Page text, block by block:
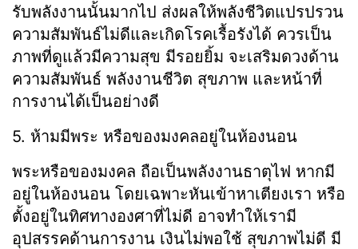
รับพลังงานนั้นมากไป ส่งผลให้พลังชีวิตแปรปรวน
ความสัมพันธ์ไม่ดีและเกิดโรคเรื้อรังได้ ควรเป็น
ภาพที่ดูแล้วมีความสุข มีรอยยิ้ม จะเสริมดวงด้าน
ความสัมพันธ์ พลังงานชีวิต สุขภาพ และหน้าที่
การงานได้เป็นอย่างดี
5. ห้ามมีพระ หรือของมงคลอยู่ในห้องนอน
พระหรือของมงคล ถือเป็นพลังงานธาตุไฟ หากมี
อยู่ในห้องนอน โดยเฉพาะหันเข้าหาเตียงเรา หรือ
ตั้งอยู่ในทิศทางองศาที่ไม่ดี อาจทำให้เรามี
อุปสรรคด้านการงาน เงินไม่พอใช้ สุขภาพไม่ดี มี